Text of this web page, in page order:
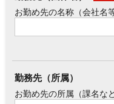
お勤め先の名称（会社名
勤務先（所属）
お勤め先の所属（課名な